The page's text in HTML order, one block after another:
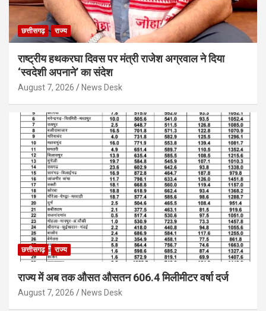
छत्तीसगढ़ राज्य
राष्ट्रीय हथकरघा दिवस पर मंत्री राजेश अग्रवाल ने दिया
‘स्वदेशी अपनाने’ का संदेश
August 7, 2026 News Desk
छत्तीसगढ़ राज्य
राज्य में अब तक औसत औसतन 606.4 मिलीमीटर वर्षा दर्ज
August 7, 2026 News Desk